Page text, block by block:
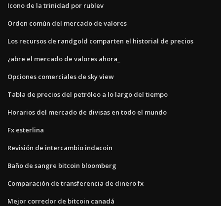
Icono de la trinidad por rublev
Orden común del mercado de valores
Los recursos de randgold comparten el historial de precios
¿abre el mercado de valores ahora_
Opciones comerciales de sky view
Tabla de precios del petróleo a lo largo del tiempo
Horarios del mercado de divisas en todo el mundo
Fx esterlina
Revisión de intercambio indacoin
Baño de sangre bitcoin bloomberg
Comparación de transferencia de dinero fx
Mejor corredor de bitcoin canadá